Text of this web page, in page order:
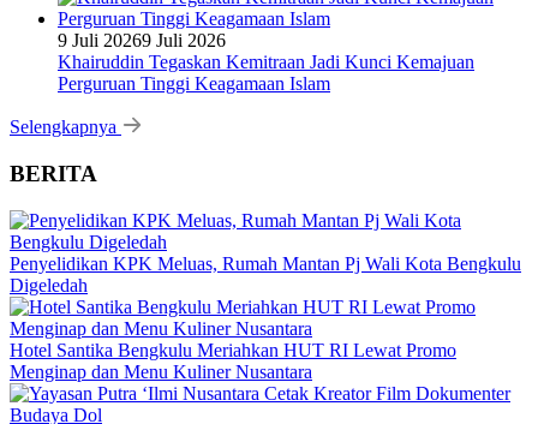
9 Juli 20269 Juli 2026
Khairuddin Tegaskan Kemitraan Jadi Kunci Kemajuan
Perguruan Tinggi Keagamaan Islam
Selengkapnya
BERITA
Penyelidikan KPK Meluas, Rumah Mantan Pj Wali Kota Bengkulu
Digeledah
Hotel Santika Bengkulu Meriahkan HUT RI Lewat Promo
Menginap dan Menu Kuliner Nusantara